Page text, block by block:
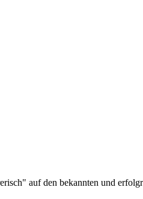
auf den bekannten und